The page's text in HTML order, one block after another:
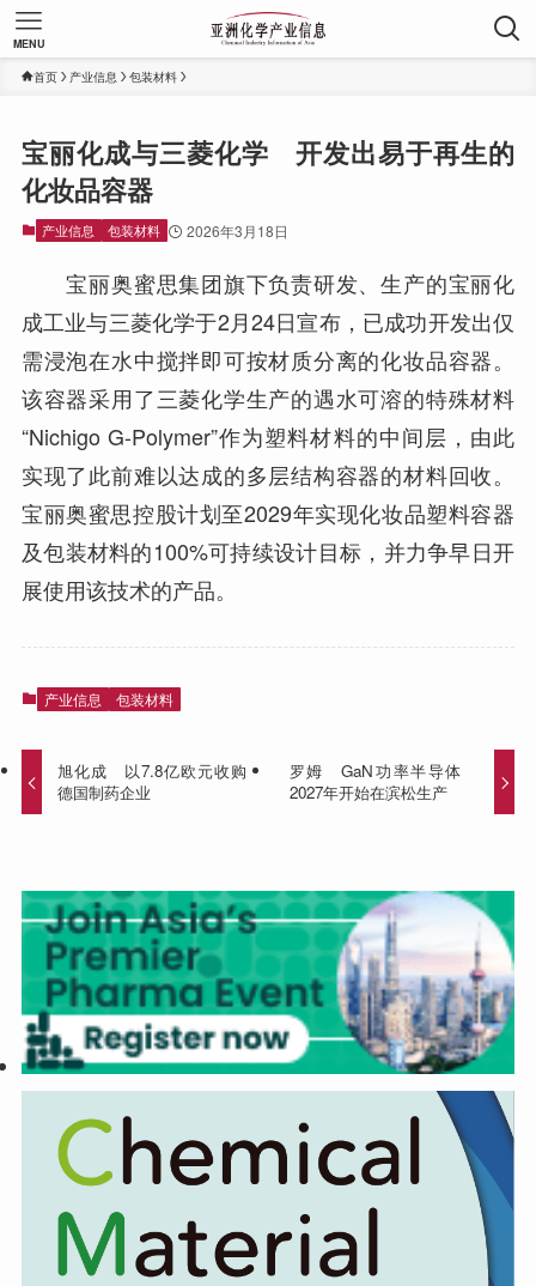
MENU
首页 产业信息 包装材料
宝丽化成与三菱化学 开发出易于再生的
化妆品容器
产业信息 包装材料 2026年3月18日
宝丽奥蜜思集团旗下负责研发、生产的宝丽化
成工业与三菱化学于2月24日宣布，已成功开发出仅
需浸泡在水中搅拌即可按材质分离的化妆品容器。
该容器采用了三菱化学生产的遇水可溶的特殊材料
“Nichigo G-Polymer”作为塑料材料的中间层，由此
实现了此前难以达成的多层结构容器的材料回收。
宝丽奥蜜思控股计划至2029年实现化妆品塑料容器
及包装材料的100%可持续设计目标，并力争早日开
展使用该技术的产品。
产业信息 包装材料
旭化成 以7.8亿欧元收购
德国制药企业
罗姆 GaN功率半导体
2027年开始在滨松生产